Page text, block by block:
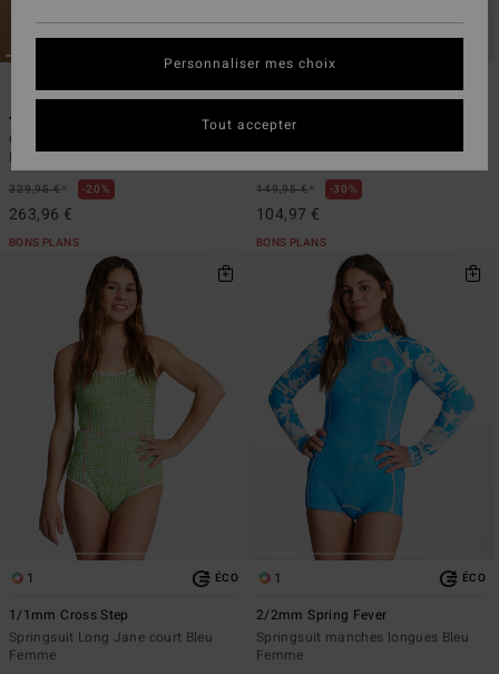
4/3mm Salty Dayz Natural
Combinaison de surf zip poitrine
Bleu Femme
329,95 €* 20%
263,96 €
BONS PLANS
2/2mm Salty Dayz
Springsuit manches longues Rose
Femme
149,95 €* 30%
104,97 €
BONS PLANS
1 ÉCO
1/1mm Cross Step
Springsuit Long Jane court Bleu
Femme
1 ÉCO
2/2mm Spring Fever
Springsuit manches longues Bleu
Femme
Personnaliser mes choix
Tout accepter